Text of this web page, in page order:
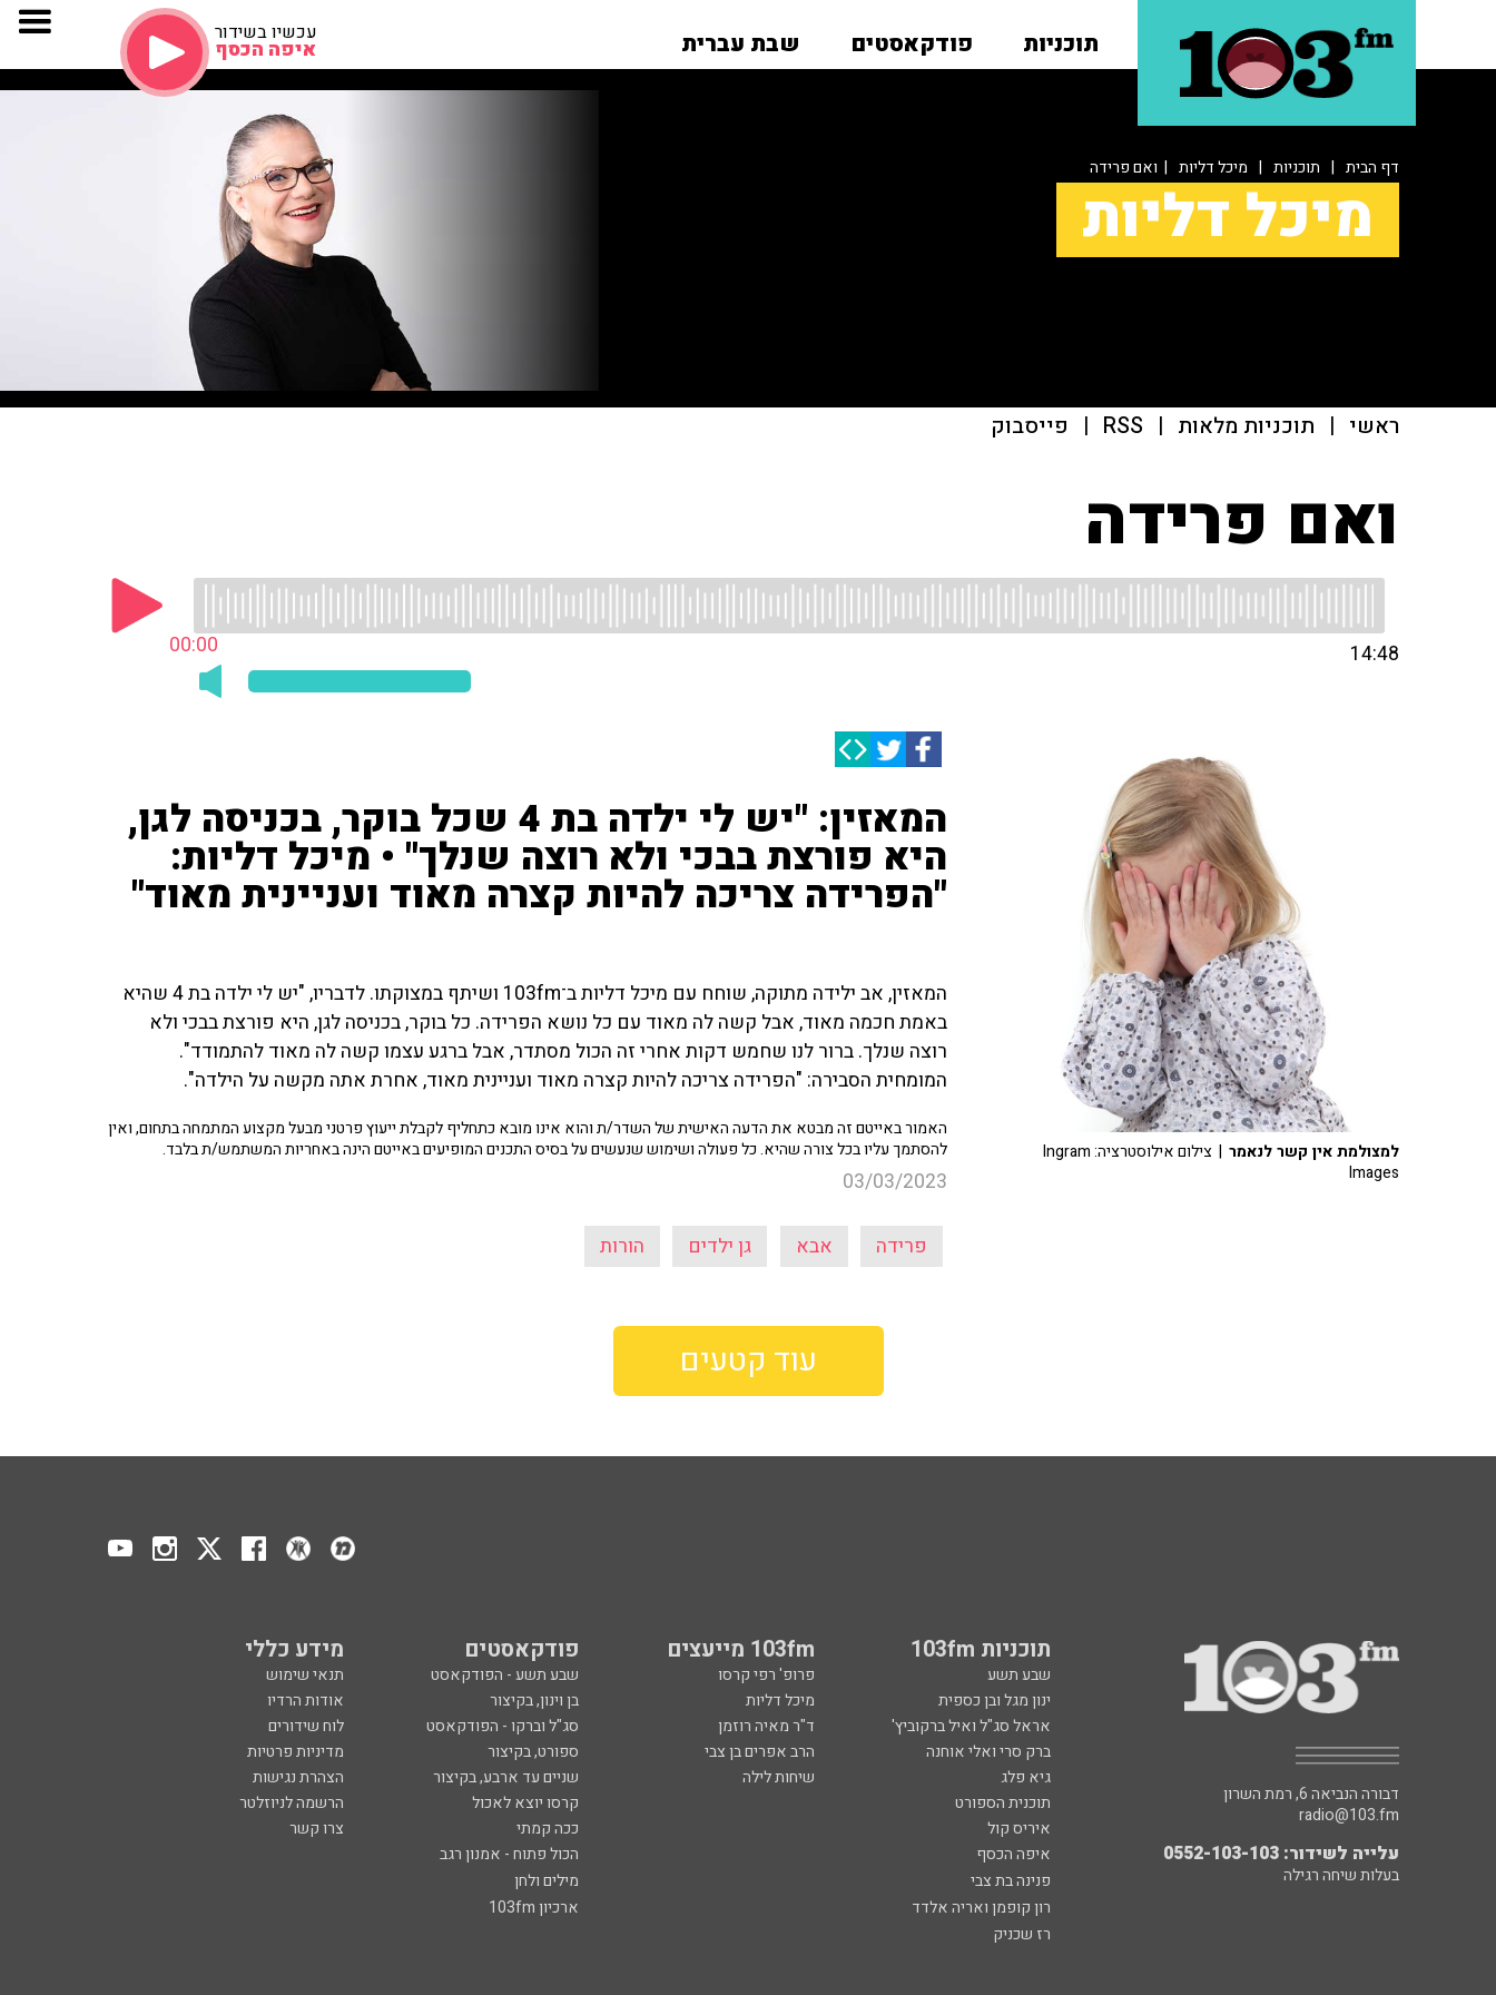
תוכניות פודקאסטים שבת עברית עכשיו בשידור
איפה הכסף
דף הבית | תוכניות | מיכל דליות | ואם פרידה
מיכל דליות
ראשי | תוכניות מלאות |
RSS
| פייסבוק
ואם פרידה
00:00 14:48
המאזין: "יש לי ילדה בת 4 שכל בוקר, בכניסה לגן,
היא פורצת בבכי ולא רוצה שנלך" • מיכל דליות:
"הפרידה צריכה להיות קצרה מאוד ועניינית מאוד"
המאזין, אב ילידה מתוקה, שוחח עם מיכל דליות ב־103fm ושיתף במצוקתו. לדבריו, "יש לי ילדה בת 4 שהיא
באמת חכמה מאוד, אבל קשה לה מאוד עם כל נושא הפרידה. כל בוקר, בכניסה לגן, היא פורצת בבכי ולא
רוצה שנלך. ברור לנו שחמש דקות אחרי זה הכול מסתדר, אבל ברגע עצמו קשה לה מאוד להתמודד".
המומחית הסבירה: "הפרידה צריכה להיות קצרה מאוד ועניינית מאוד, אחרת אתה מקשה על הילדה".
האמור באייטם זה מבטא את הדעה האישית של השדר/ת והוא אינו מובא כתחליף לקבלת ייעוץ פרטני מבעל מקצוע המתמחה בתחום, ואין
להסתמך עליו בכל צורה שהיא. כל פעולה ושימוש שנעשים על בסיס התכנים המופיעים באייטם הינה באחריות המשתמש/ת בלבד.
03/03/2023
פרידה אבא גן ילדים הורות
למצולמת אין קשר לנאמר
| צילום אילוסטרציה: Ingram
Images
עוד קטעים
תוכניות 103fm 103fm מייעצים פודקאסטים מידע כללי
שבע תשע פרופ' רפי קרסו שבע תשע - הפודקאסט
תנאי שימוש
ינון מגל ובן כספית
מיכל דליות בן וינון, בקיצור
אודות הרדיו
אראל סג"ל ואיל ברקוביץ'
ד"ר מאיה רוזמן סג"ל וברקו - הפודקאסט
לוח שידורים
ברק סרי ואלי אוחנה
הרב אפרים בן צבי ספורט, בקיצור
מדיניות פרטיות
גיא פלג
שיחות לילה שניים עד ארבע, בקיצור
הצהרת נגישות
תוכנית הספורט
קרסו יוצא לאכול
הרשמה לניוזלטר
איריס קול
ככה קמתי
צרו קשר
איפה הכסף
הכול פתוח - אמנון רגב
פנינה בת צבי
מילים ולחן
רון קופמן ואריה אלדד
ארכיון 103fm
רז שכניק
דבורה הנביאה 6, רמת השרון
radio@103.fm
עלייה לשידור: 0552-103-103
בעלות שיחה רגילה